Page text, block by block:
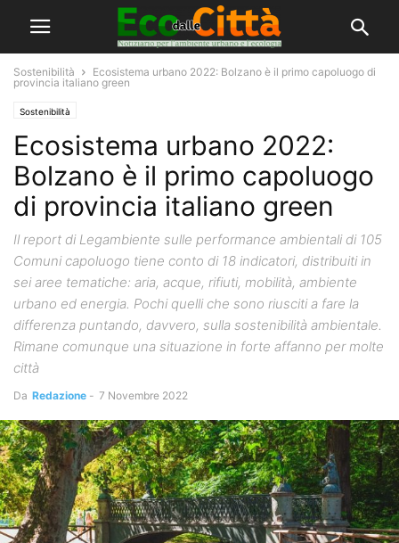
Sostenibilità
Ecosistema urbano 2022: Bolzano è il primo capoluogo di
provincia italiano green
Sostenibilità
Ecosistema urbano 2022:
Bolzano è il primo capoluogo
di provincia italiano green
Il report di Legambiente sulle performance ambientali di 105
Comuni capoluogo tiene conto di 18 indicatori, distribuiti in
sei aree tematiche: aria, acque, rifiuti, mobilità, ambiente
urbano ed energia. Pochi quelli che sono riusciti a fare la
differenza puntando, davvero, sulla sostenibilità ambientale.
Rimane comunque una situazione in forte affanno per molte
città
Da Redazione - 7 Novembre 2022